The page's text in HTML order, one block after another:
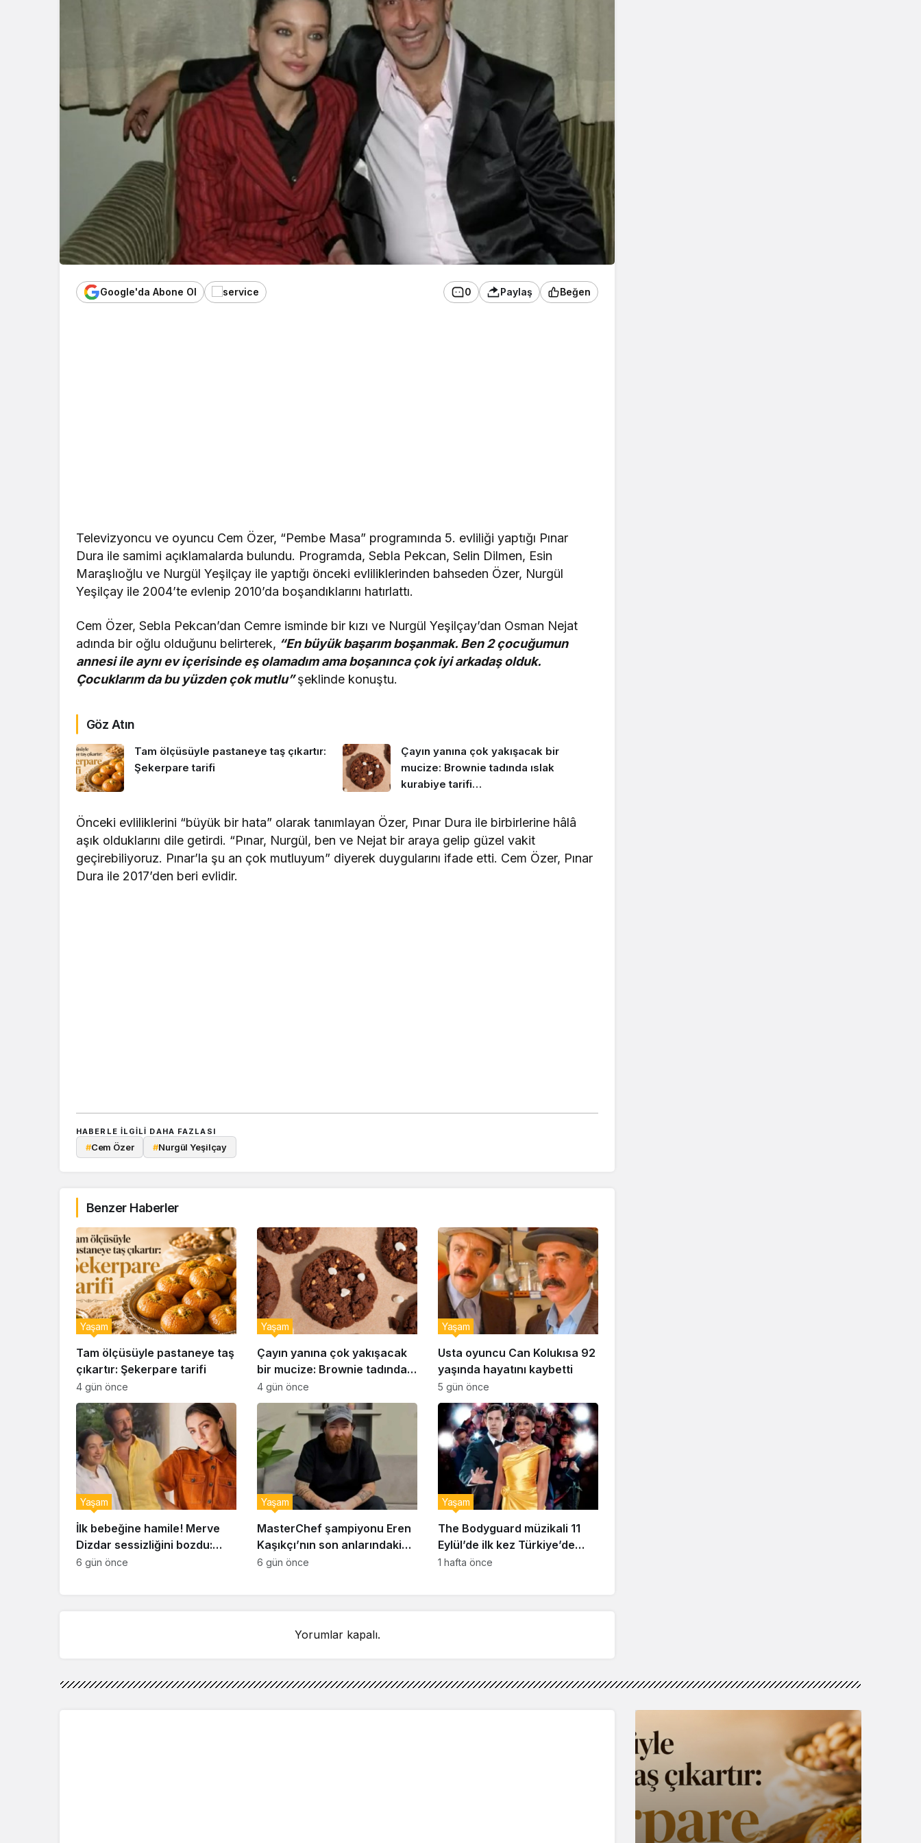
Google'da Abone Ol 0 Paylaş Beğen
Televizyoncu ve oyuncu Cem Özer, “Pembe Masa” programında 5. evliliği yaptığı Pınar
Dura ile samimi açıklamalarda bulundu. Programda, Sebla Pekcan, Selin Dilmen, Esin
Maraşlıoğlu ve Nurgül Yeşilçay ile yaptığı önceki evliliklerinden bahseden Özer, Nurgül
Yeşilçay ile 2004’te evlenip 2010’da boşandıklarını hatırlattı.
Cem Özer, Sebla Pekcan’dan Cemre isminde bir kızı ve Nurgül Yeşilçay’dan Osman Nejat
adında bir oğlu olduğunu belirterek, “En büyük başarım boşanmak. Ben 2 çocuğumun
annesi ile aynı ev içerisinde eş olamadım ama boşanınca çok iyi arkadaş olduk.
Çocuklarım da bu yüzden çok mutlu”şeklinde konuştu.
Göz Atın
Tam ölçüsüyle pastaneye taş çıkartır:
Şekerpare tarifi
Çayın yanına çok yakışacak bir
mucize: Brownie tadında ıslak
kurabiye tarifi…
Önceki evliliklerini “büyük bir hata” olarak tanımlayan Özer, Pınar Dura ile birbirlerine hâlâ
aşık olduklarını dile getirdi. “Pınar, Nurgül, ben ve Nejat bir araya gelip güzel vakit
geçirebiliyoruz. Pınar’la şu an çok mutluyum” diyerek duygularını ifade etti. Cem Özer, Pınar
Dura ile 2017’den beri evlidir.
HABERLE ILGILI DAHA FAZLASI
#Cem Özer #Nurgül Yeşilçay
Benzer Haberler
Tam ölçüsüyle pastaneye taş
çıkartır: Şekerpare tarifi
Yaşam
4 gün önce
Çayın yanına çok yakışacak
bir mucize: Brownie tadında
ıslak kurabiye tarifi…
Yaşam
4 gün önce
Usta oyuncu Can Kolukısa 92
yaşında hayatını kaybetti
Yaşam
5 gün önce
İlk bebeğine hamile! Merve
Dizdar sessizliğini bozdu:
‘İsim bulmak çok zor’
Yaşam
6 gün önce
MasterChef şampiyonu Eren
Kaşıkçı’nın son anlarındaki
kahreden detay ortaya çıktı
Yaşam
6 gün önce
The Bodyguard müzikali 11
Eylül’de ilk kez Türkiye’de
sahnelenecek
Yaşam
1 hafta önce
Yorumlar kapalı.